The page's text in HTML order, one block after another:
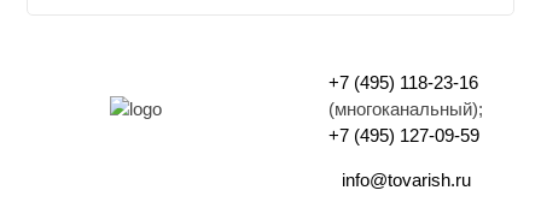
+7 (495) 118-23-16
(многоканальный);
+7 (495) 127-09-59
info@tovarish.ru